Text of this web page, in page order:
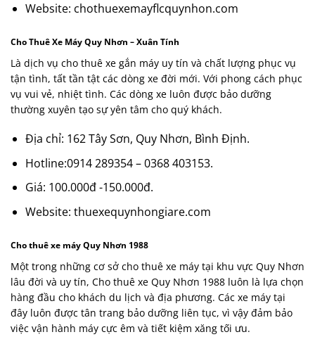
Website: chothuexemayflcquynhon.com
Cho Thuê Xe Máy Quy Nhơn – Xuân Tính
Là dịch vụ cho thuê xe gắn máy uy tín và chất lượng phục vụ
tận tình, tất tần tật các dòng xe đời mới. Với phong cách phục
vụ vui vẻ, nhiệt tình. Các dòng xe luôn được bảo dưỡng
thường xuyên tạo sự yên tâm cho quý khách.
Địa chỉ: 162 Tây Sơn, Quy Nhơn, Bình Định.
Hotline:0914 289354 – 0368 403153.
Giá: 100.000đ -150.000đ.
Website: thuexequynhongiare.com
Cho thuê xe máy Quy Nhơn 1988
Một trong những cơ sở cho thuê xe máy tại khu vực Quy Nhơn
lâu đời và uy tín, Cho thuê xe Quy Nhơn 1988 luôn là lựa chọn
hàng đầu cho khách du lịch và địa phương. Các xe máy tại
đây luôn được tân trang bảo dưỡng liên tục, vì vậy đảm bảo
việc vận hành máy cực êm và tiết kiệm xăng tối ưu.